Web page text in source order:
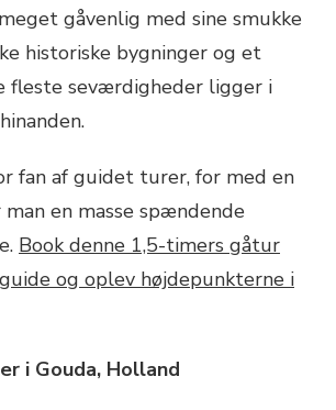
gåvenlig med sine smukke
historiske bygninger og et
fleste seværdigheder ligger i
fan af guidet turer, for med en
en masse spændende
Book denne 1,5-timers gåtur
og oplev højdepunkterne i
i Gouda, Holland